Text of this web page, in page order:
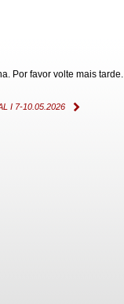
Por favor volte mais tarde.
I 7-10.05.2026